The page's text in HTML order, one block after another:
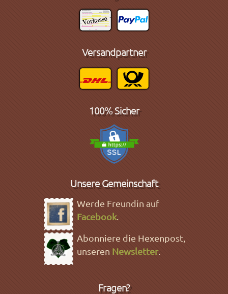
Versandpartner
100% Sicher
Unsere Gemeinschaft
Werde Freundin auf
Facebook.
Abonniere die Hexenpost,
unseren Newsletter.
Fragen?